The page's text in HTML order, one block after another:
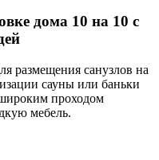
дома 10 на 10 с
размещения санузлов на
сауны или баньки
проходом
мебель.